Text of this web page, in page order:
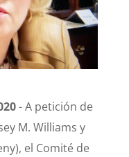
- A petición de
M. Williams y
el Comité de